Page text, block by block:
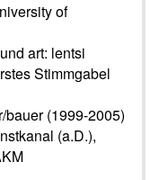
of
art: lentsi
Stimmgabel
(1999-2005)
(a.D.),